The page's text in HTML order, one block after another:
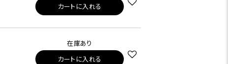
カートに入れる
在庫あり
カートに入れる